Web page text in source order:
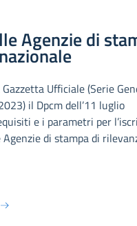
Agenzie di
Ufficiale (Serie
il Dpcm dell’11 luglio
e i parametri per
Agenzie di stampa di